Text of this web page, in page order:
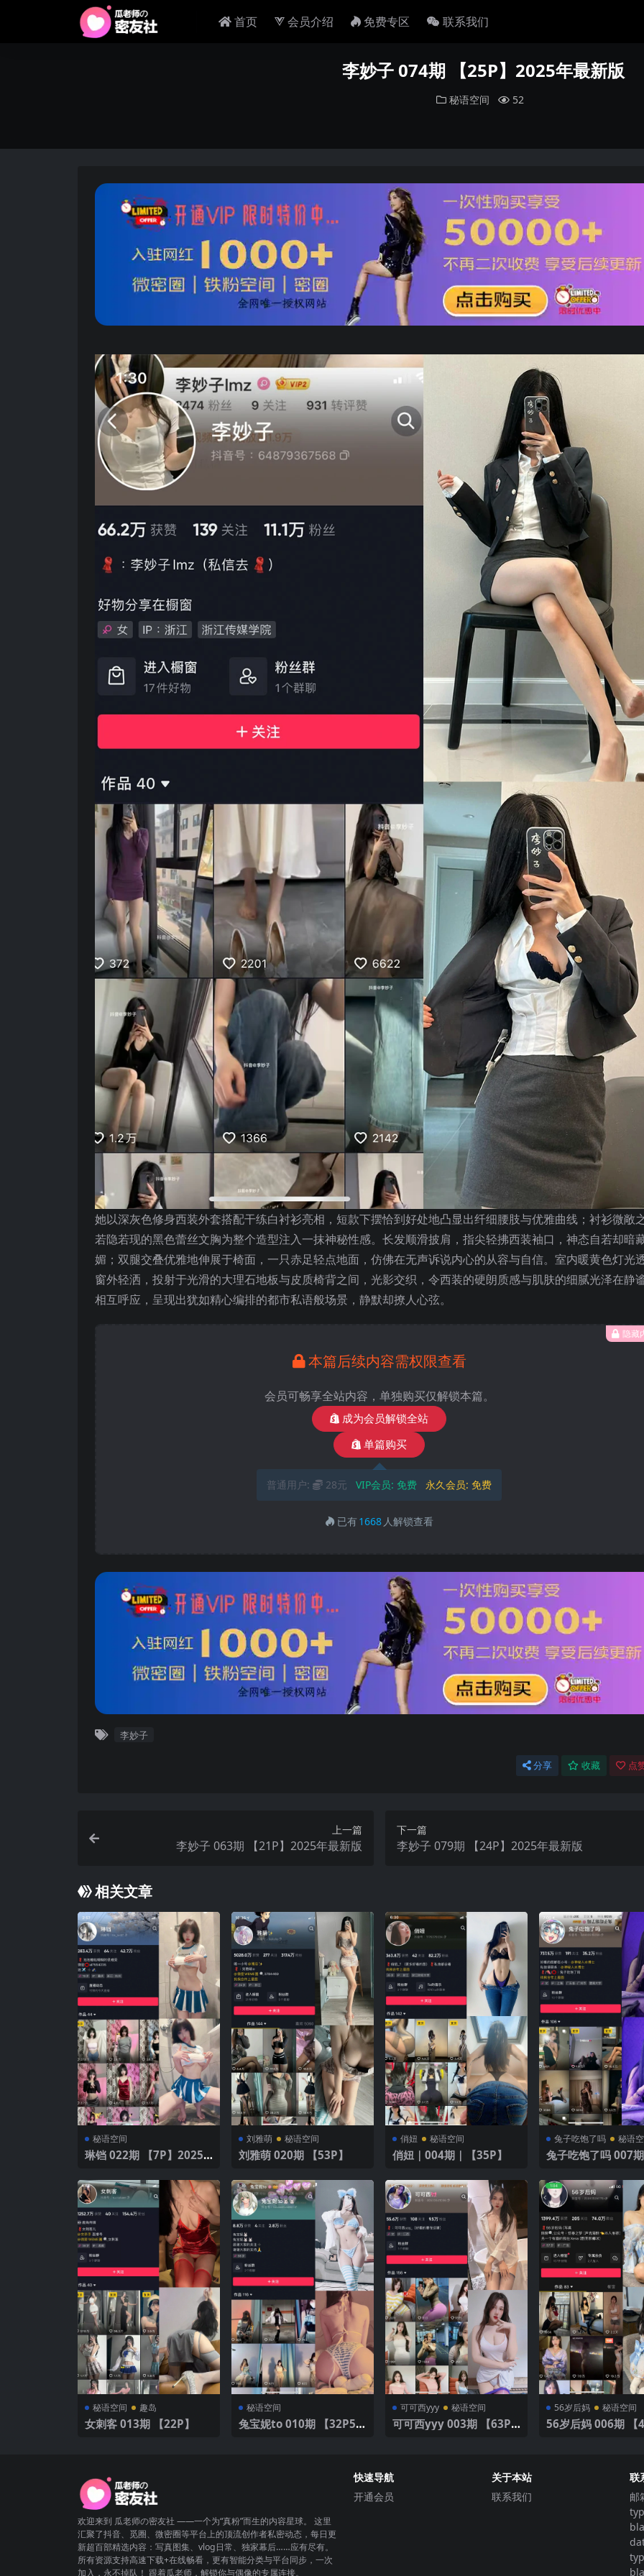
首页 会员介绍 免费专区 联系我们
李妙子 074期 【25P】2025年最新版
秘语空间 52
她以深灰色修身西装外套搭配干练白衬衫亮相，短款下摆恰到好处地凸显出纤细腰肢与优雅曲线；衬衫微敞
若隐若现的黑色蕾丝文胸为整个造型注入一抹神秘性感。长发顺滑披肩，指尖轻拂西装袖口，神态自若却暗
媚；双腿交叠优雅地伸展于椅面，一只赤足轻点地面，仿佛在无声诉说内心的从容与自信。室内暖黄色灯光
窗外轻洒，投射于光滑的大理石地板与皮质椅背之间，光影交织，令西装的硬朗质感与肌肤的细腻光泽在静
相互呼应，呈现出犹如精心编排的都市私语般场景，静默却撩人心弦。
隐藏
本篇后续内容需权限查看
会员可畅享全站内容，单独购买仅解锁本篇。
成为会员解锁全站
单篇购买
普通用户: 28元 VIP会员: 免费 永久会员:免费
已有1668 人解锁查看
李妙子
分享 收藏 点
上一篇
李妙子 063期 【21P】2025年最新版
下一篇
李妙子 079期 【24P】2025年最新版
相关文章
秘语空间
琳铛 022期 【7P】2025
刘雅萌 秘语空间
刘雅萌 020期 【53P】
俏妞 秘语空间
俏妞｜004期｜【35P】
兔子吃饱了吗 秘语
兔子吃饱了吗 007
秘语空间 趣岛
女刺客 013期 【22P】
秘语空间
兔宝妮to 010期 【32P5
可可西yyy 秘语空间
可可西yyy 003期 【63P1
56岁后妈 秘语空间
56岁后妈 006期 【
欢迎来到 瓜老师の密友社 ——一个为“真粉”而生的内容星球。 这里
汇聚了抖音、觅圈、微密圈等平台上的顶流创作者私密动态，每日更
新超百部精选内容：写真图集、vlog日常、独家幕后……应有尽有。
所有资源支持高速下载+在线畅看，更有智能分类与平台同步，一次
加入，永不掉队！ 跟着瓜老师，解锁你与偶像的专属连接。
快速导航
开通会员
关于本站
联系我们
联
邮